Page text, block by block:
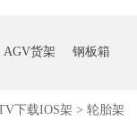
AGV货架 钢板箱
下载IOS架 > 轮胎架